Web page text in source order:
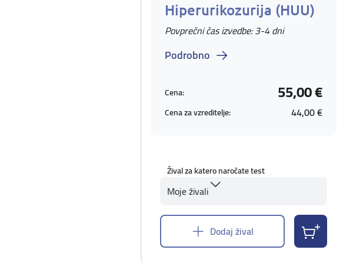
Hiperurikozurija (HUU)
Povprečni čas izvedbe: 3-4 dni
Podrobno
Cena: 55,00 €
Cena za vzreditelje: 44,00 €
Žival za katero naročate test
Moje živali
Dodaj žival